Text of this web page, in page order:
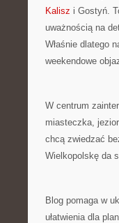
Kalisz i Gostyń.
uważnością na
Właśnie dlatego
weekendowe
W centrum
miasteczka,
chcą zwiedzać
Wielkopolskę da
Blog pomaga w
ułatwienia dla